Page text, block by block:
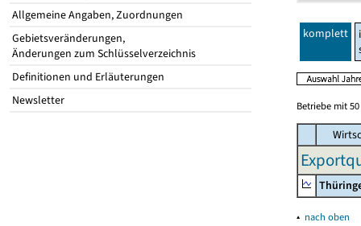
Allgemeine Angaben, Zuordnungen
Gebietsveränderungen,
Änderungen zum Schlüsselverzeichnis
Definitionen und Erläuterungen
Newsletter
komplett
Betriebe mit
▴ nach oben